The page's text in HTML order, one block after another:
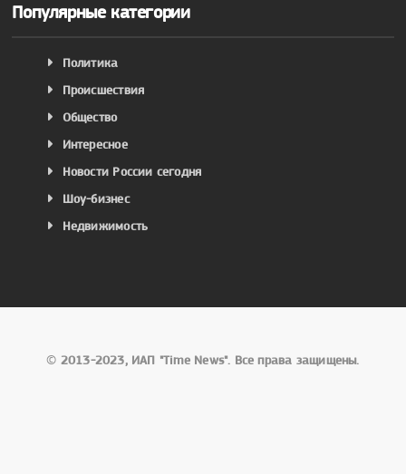
Популярные категории
Политика
Происшествия
Общество
Интересное
Новости России сегодня
Шоу-бизнес
Недвижимость
© 2013-2023, ИАП "Time News". Все права защищены.